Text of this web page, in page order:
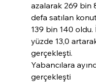
azalarak 269 bin
defa satılan
139 bin 140 oldu.
yüzde 13,0
gerçekleşti.
Yabancılara
gerçekleşti